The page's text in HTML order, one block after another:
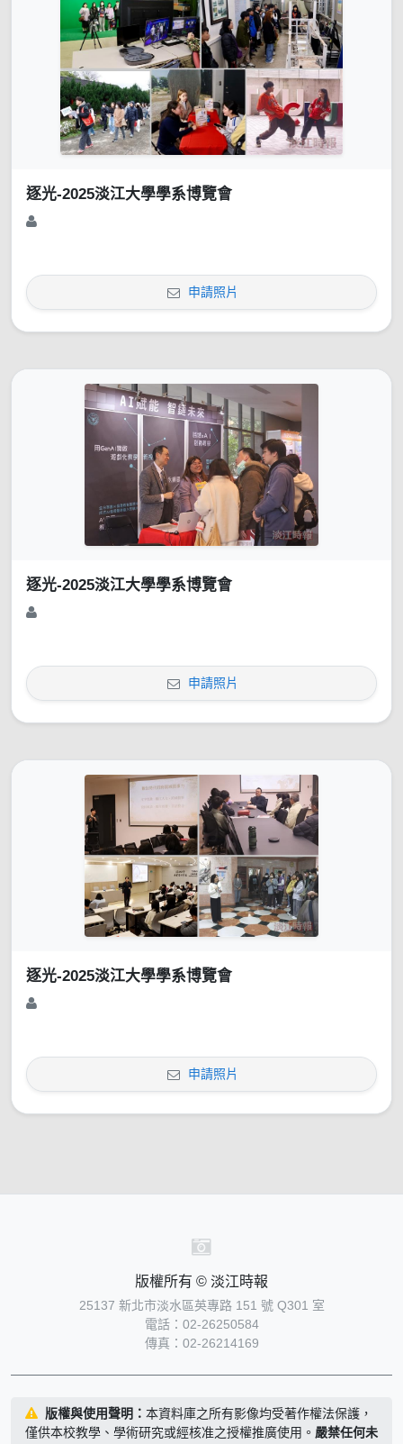
逐光-2025淡江大學學系博覽會
申請照片
逐光-2025淡江大學學系博覽會
申請照片
逐光-2025淡江大學學系博覽會
申請照片
版權所有 © 淡江時報
25137 新北市淡水區英專路 151 號 Q301 室
電話：02-26250584
傳真：02-26214169
版權與使用聲明： 本資料庫之所有影像均受著作權法保護，
僅供本校教學、學術研究或經核准之授權推廣使用。 嚴禁任何未